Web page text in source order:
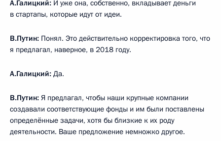
А.Галицкий: И уже она, собственно, вкладывает деньги
в стартапы, которые идут от идеи.
В.Путин: Понял. Это действительно корректировка того, что
я предлагал, наверное, в 2018 году.
А.Галицкий: Да.
В.Путин: Я предлагал, чтобы наши крупные компании
создавали соответствующие фонды и им были поставлены
определённые задачи, хотя бы близкие к их роду
деятельности. Ваше предложение немножко другое.